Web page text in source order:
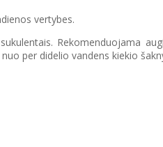
vertybes.
Rekomenduojama
per didelio vandens kiekio